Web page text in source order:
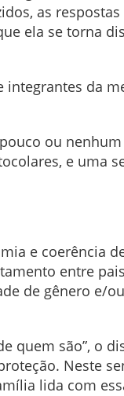
as respostas
ela se torna
da
ou
e uma
e coerência
entre
de gênero e/
quem são”, o
Neste
lida com